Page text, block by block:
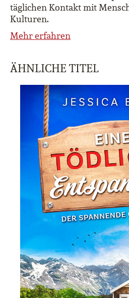
täglichen Kontakt mit
Kulturen.
Mehr erfahren
ÄHNLICHE TITEL